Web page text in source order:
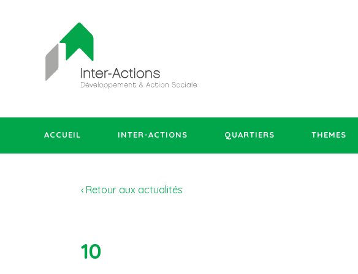
ACCUEIL INTER-ACTIONS QUARTIERS THEMES
‹ Retour aux actualités
10